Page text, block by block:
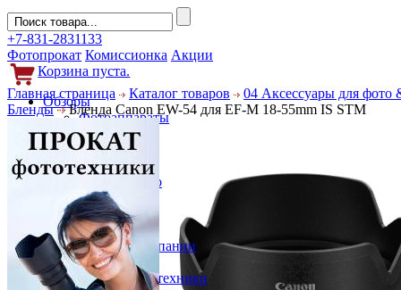
+7-831-2831133
Фотопрокат Комиссионка Акции
Корзина пуста.
Обзоры
Фотоаппараты
Объективы
Фильтры
Новости
Фото и видео
Гаджеты
Аксессуары
Слухи
Новости компании
Услуги
Прокат фототехники
Главная страница Каталог товаров
04 Аксессуары для фото
Бленды
Бленда Canon EW-54 для EF-M 18-55mm IS STM